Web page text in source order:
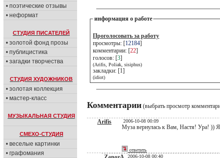
• поэтические отзывы
• неформат
СТУДИЯ ПИСАТЕЛЕЙ
• золотой фонд прозы
• публицистика
• загадки творчества
СТУДИЯ ХУДОЖНИКОВ
• золотая коллекция
• мастер-класс
МУЗЫКАЛЬНАЯ СТУДИЯ
СМЕХО-СТУДИЯ
• веселые картинки
• графомания
информация о работе
Проголосовать за работу
просмотры: [12184]
комментарии: [22]
голосов: [3]
(Arifis, Poliak, sisiphus)
закладки: [1]
(idiot)
Комментарии (выбрать просмотр
Arifis 2006-10-08 00:09
Муза вернулась к Вам, Настя! Ура! )) Я
ответить
2006-10-08 00:40